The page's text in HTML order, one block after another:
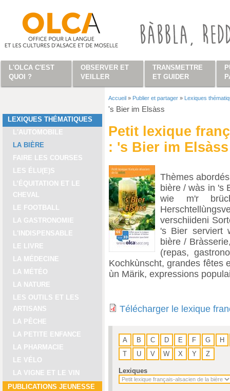
LEXIQUES THÉMATIQUES
L'AUTOMOBILE
LA BIÈRE
FAIRE LES COURSES
LES ÉLU(E)S
L’ÉQUITATION ET LE
CHEVAL
LE FOOTBALL
LA GASTRONOMIE
L'INDISPENSABLE
LE LIVRE
LA MÉDECINE
LA MÉTÉO
LA NATURE
LES OUTILS ET LES
ARTISANS
LA PÊCHE
LA PETITE ENFANCE
LA PHARMACIE
LE VÉLO
LA VIGNE ET LE VIN
PUBLICATIONS JEUNESSE
Vous êtes ici
Accueil » Publier et partager » Lexiques
's Bier im Elsàss
Petit lexique
: 's Bier im Elsàss
Thèmes
bière / wàs in 's
wie m'r
verschiideni
's Bier serviert
bière /
(repas,
Kochkùnscht, grandes fêtes
ùn Märik, expressions
Télécharger le lexique
A B C D E F G
H
T
U V W X Y Z
Lexiques
L'OLCA C'EST
QUOI ?
OBSERVER ET
VEILLER
TRANSMETTRE
ET GUIDER